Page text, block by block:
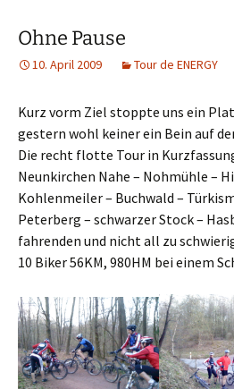
Ohne Pause
10. April 2009 Tour de ENERGY
Kurz vorm Ziel stoppte uns ein
gestern wohl keiner ein Bein auf
Die recht flotte Tour in
Neunkirchen Nahe – Nohmühle –
Kohlenmeiler – Buchwald –
Peterberg – schwarzer Stock –
fahrenden und nicht all zu
10 Biker 56KM, 980HM bei einem